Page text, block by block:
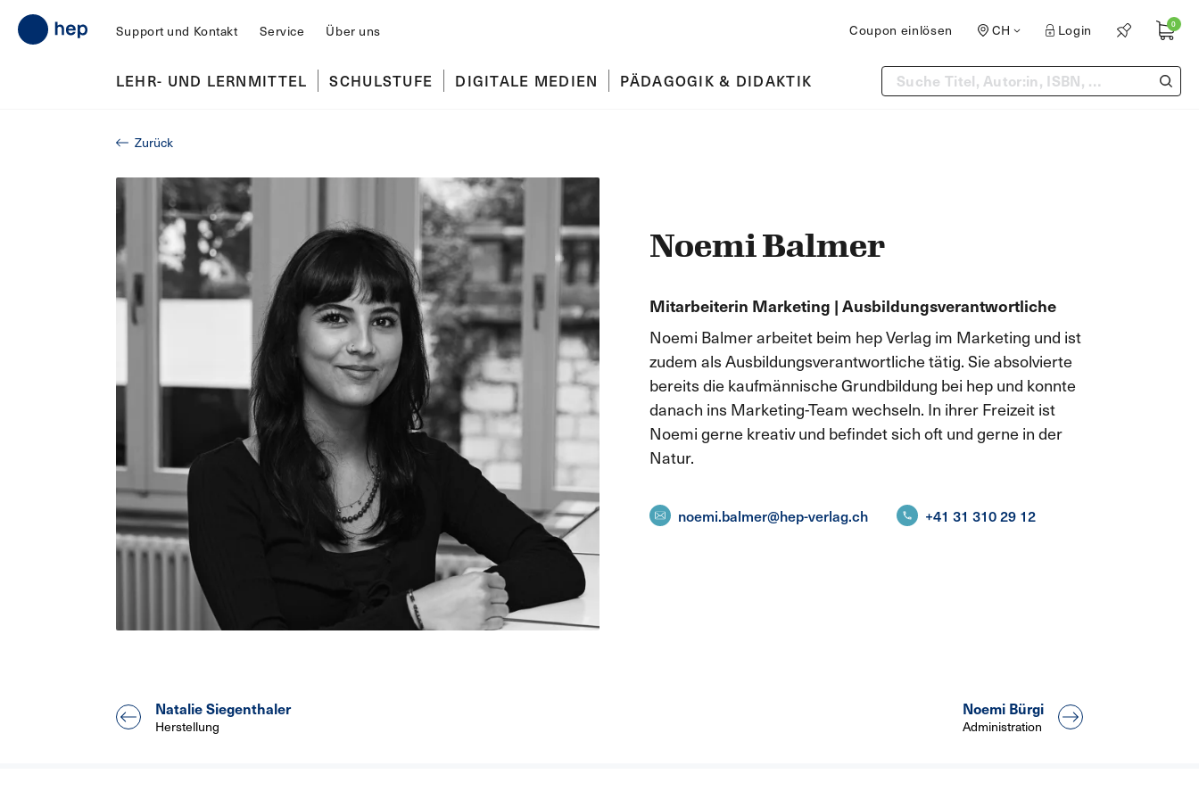
Support und Kontakt Service Über uns
LEHR- UND LERNMITTEL SCHULSTUFE DIGITALE MEDIEN PÄDAGOGIK & DIDAKTIK
Coupon einlösen CH Login 0
Zurück
Noemi Balmer
Mitarbeiterin Marketing | Ausbildungsverantwortliche
Noemi Balmer arbeitet beim hep Verlag im Marketing und ist
zudem als Ausbildungsverantwortliche tätig. Sie absolvierte
bereits die kaufmännische Grundbildung bei hep und konnte
danach ins Marketing-Team wechseln. In ihrer Freizeit ist
Noemi gerne kreativ und befindet sich oft und gerne in der
Natur.
noemi.balmer@hep-verlag.ch +41 31 310 29 12
Natalie Siegenthaler
Herstellung
Noemi Bürgi
Administration